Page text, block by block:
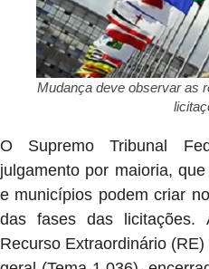
Mudança deve observar as
O Supremo Tribunal
julgamento por maioria,
e municípios podem criar
das fases das licitações.
Recurso Extraordinário